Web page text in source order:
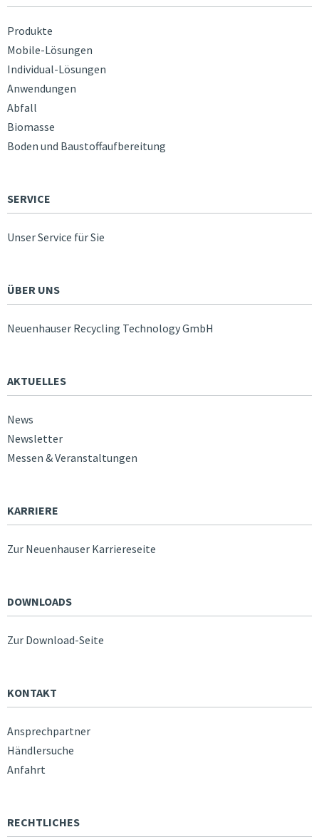
Produkte
Mobile-Lösungen
Individual-Lösungen
Anwendungen
Abfall
Biomasse
Boden und Baustoffaufbereitung
SERVICE
Unser Service für Sie
ÜBER UNS
Neuenhauser Recycling Technology GmbH
AKTUELLES
News
Newsletter
Messen & Veranstaltungen
KARRIERE
Zur Neuenhauser Karriereseite
DOWNLOADS
Zur Download-Seite
KONTAKT
Ansprechpartner
Händlersuche
Anfahrt
RECHTLICHES